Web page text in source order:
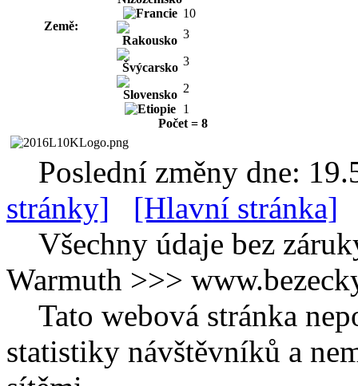
Země:
10
3
3
2
1
Počet = 8
Poslední změny dne:
stránky]
[Hlavní stránka]
Všechny údaje bez
Warmuth >>>
Tato webová stránka
statistiky návštěvníků a